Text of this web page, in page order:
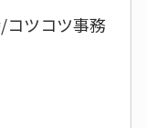
ツコツ事務